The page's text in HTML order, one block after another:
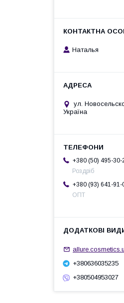
Наталья
ул.
Україна
+380 (50) 495-30-
Роздріб
+380 (93) 641-91-
ОПТ
+380636035235
+380504953027